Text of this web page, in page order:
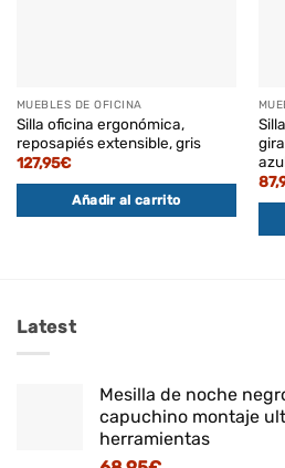
MUEBLES DE OFICINA
Silla oficina ergonómica,
reposapiés extensible, gris
127,95€
Añadir al carrito
Latest
Mesilla de noche
capuchino montaje
herramientas